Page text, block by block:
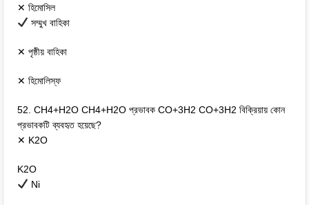
✕ হিমোসিল
সম্মুখ বাহিকা
✕ পৃষ্ঠীয় বাহিকা
✕ হিমোলিস্ফ
52. CH4+H2O CH4+H2O প্রভাবক CO+3H2 CO+3H2 বিক্রিয়ায় কোন
প্রভাবকটি ব্যবহৃত হয়েছে?
✕ K2O
K2O
Ni